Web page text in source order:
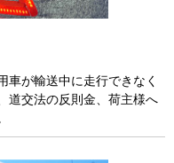
車が輸送中に走行できなく
道交法の反則金、荷主様へ